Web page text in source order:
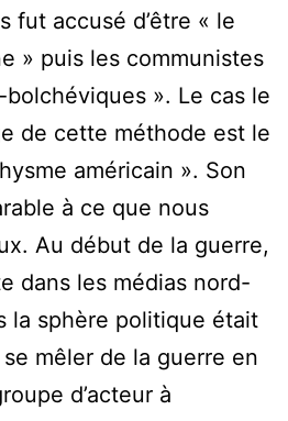
fut accusé d’être « le
» puis les communistes
bolchéviques ». Le cas le
de cette méthode est le
américain ». Son
à ce que nous
Au début de la guerre,
dans les médias nord-
la sphère politique était
mêler de la guerre en
d’acteur à